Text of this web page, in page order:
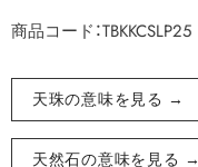
商品コード：TBKKCSLP25
天珠の意味を見る →
天然石の意味を見る →